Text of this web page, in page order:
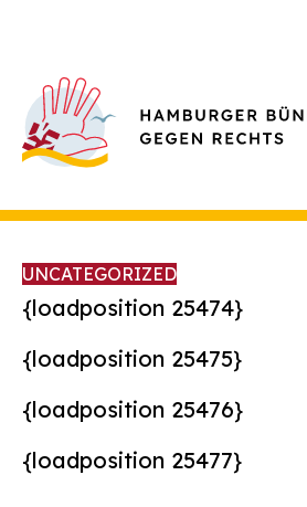
Über Uns
Infos & Broschüren
Archiv
UNCATEGORIZED
{loadposition 25474}
{loadposition 25475}
{loadposition 25476}
{loadposition 25477}